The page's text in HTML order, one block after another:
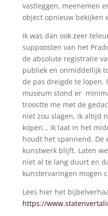
vastleggen, meenemen
object opnieuw bekijken
Ik was dan ook zeer
suppoosten van het
de absolute registratie
publiek en onmiddellijk
de pas dreigde te lopen.
museum stond er
troostte me met de
niet zou slagen, ik altijd
kopen… Ik laat in het
houdt het spannend. De
kunstwerk blijft. Laten
niet al te lang duurt en
kunstervaringen mogen
Lees hier het
https://